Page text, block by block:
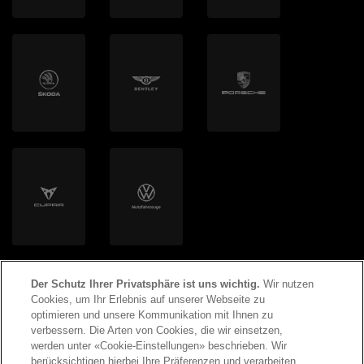
Volton
2026 Copyright AMAG Group AG
Der Schutz Ihrer Privatsphäre ist uns wichtig. Wir nutzen
Cookies, um Ihr Erlebnis auf unserer Webseite zu
optimieren und unsere Kommunikation mit Ihnen zu
verbessern. Die Arten von Cookies, die wir einsetzen,
werden unter «Cookie-Einstellungen» beschrieben. Wir
berücksichtigen hierbei Ihre Präferenzen und verarbeiten